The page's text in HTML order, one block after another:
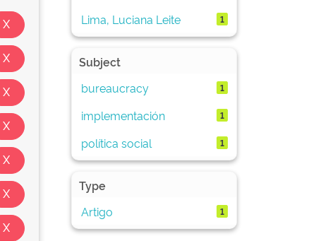
Lima, Luciana Leite 1
Subject
bureaucracy
1
implementación 1
política social 1
Type
Artigo
1